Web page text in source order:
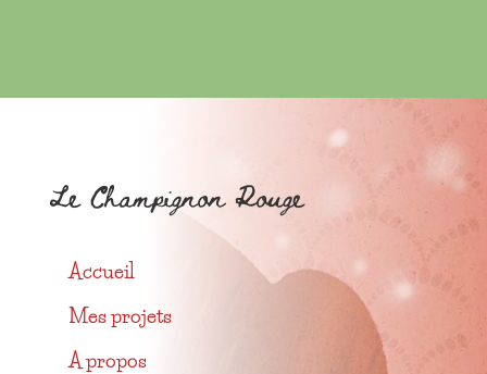
Le Champignon Rouge
Accueil
Mes projets
A propos